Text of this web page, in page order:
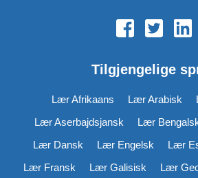
Tilgjengelige
Lær Afrikaans Lær Arabisk
Lær Aserbajdsjansk
Lær
Lær Dansk
Lær Engelsk Lær
Lær Fransk
Lær Galisisk Lær